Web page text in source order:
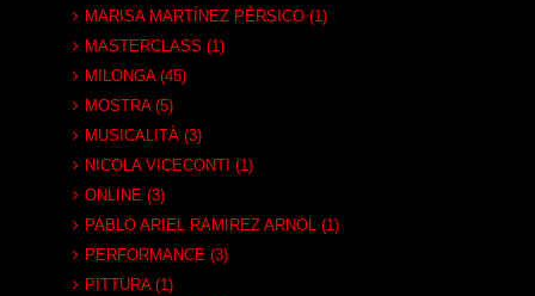
MARISA MARTÍNEZ PÉRSICO (1)
MASTERCLASS (1)
MILONGA (45)
MOSTRA (5)
MUSICALITÀ (3)
NICOLA VICECONTI (1)
ONLINE (3)
PABLO ARIEL RAMIREZ ARNOL (1)
PERFORMANCE (3)
PITTURA (1)